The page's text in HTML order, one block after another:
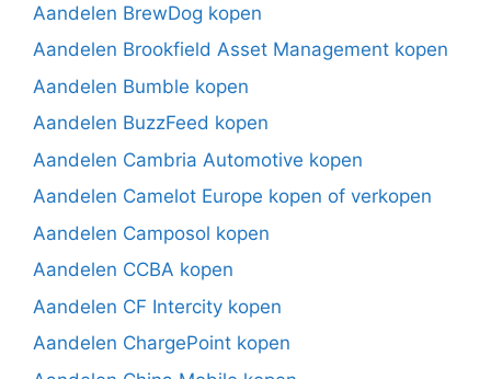
Aandelen BrewDog kopen
Aandelen Brookfield Asset Management kopen
Aandelen Bumble kopen
Aandelen BuzzFeed kopen
Aandelen Cambria Automotive kopen
Aandelen Camelot Europe kopen of verkopen
Aandelen Camposol kopen
Aandelen CCBA kopen
Aandelen CF Intercity kopen
Aandelen ChargePoint kopen